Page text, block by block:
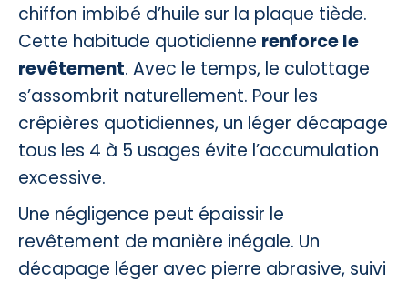
chiffon imbibé d’huile sur la plaque tiède.
Cette habitude quotidienne renforce le
revêtement. Avec le temps, le culottage
s’assombrit naturellement. Pour les
crêpières quotidiennes, un léger décapage
tous les 4 à 5 usages évite l’accumulation
excessive.
Une négligence peut épaissir le
revêtement de manière inégale. Un
décapage léger avec pierre abrasive, suivi